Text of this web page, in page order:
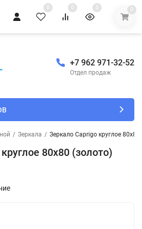
0 0 0 0
+7 962 971-32-52
Отдел продаж
/ Зеркала / Зеркало Caprigo круглое 80х80
80х80 (золото)